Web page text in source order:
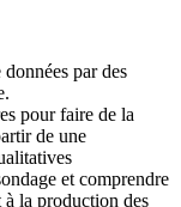
par des
pour faire de la
de une
et comprendre
à la production des